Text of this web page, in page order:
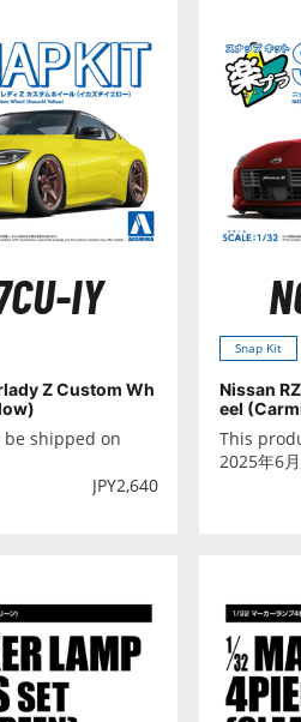
IY
Z Custom Wh
shipped on
JPY2,640
Snap Kit
Nissan
eel
This
2025年6月